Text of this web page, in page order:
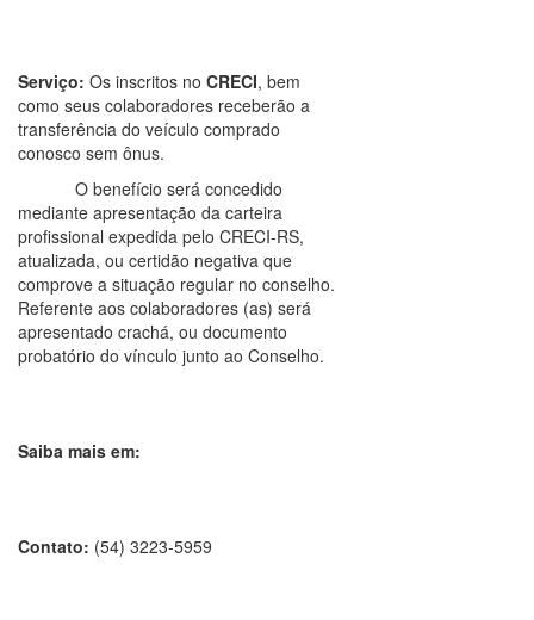
Serviço: Os inscritos no CRECI, bem
como seus colaboradores receberão a
transferência do veículo comprado
conosco sem ônus.
O benefício será concedido
mediante apresentação da carteira
profissional expedida pelo CRECI-RS,
atualizada, ou certidão negativa que
comprove a situação regular no conselho.
Referente aos colaboradores (as) será
apresentado crachá, ou documento
probatório do vínculo junto ao Conselho.
Saiba mais em:
Contato: (54) 3223-5959